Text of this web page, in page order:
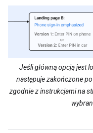
Jeśli główną opcją jest
następuje zakończone
zgodnie z instrukcjami na